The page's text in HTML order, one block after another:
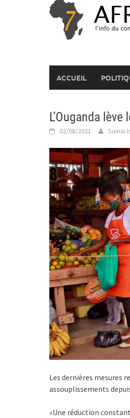
ACCUEIL
L’Ouganda
02/08/2021 Sumai
Les dernières mesures
assouplissements
«Une réduction